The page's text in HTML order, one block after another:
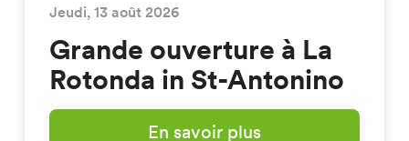
Jeudi, 13 août 2026
Grande ouverture à La
Rotonda in St-Antonino
En savoir plus